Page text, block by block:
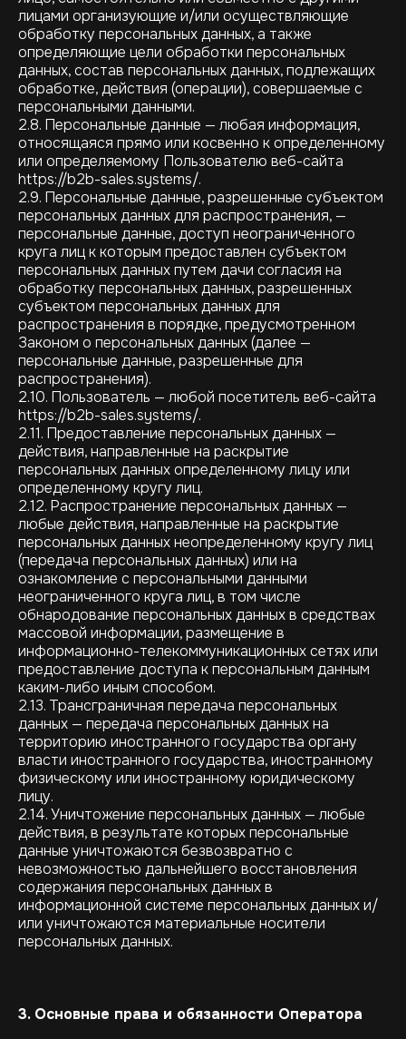
лицами организующие и/или осуществляющие
обработку персональных данных, а также
определяющие цели обработки персональных
данных, состав персональных данных, подлежащих
обработке, действия (операции), совершаемые с
персональными данными.
2.8. Персональные данные — любая информация,
относящаяся прямо или косвенно к определенному
или определяемому Пользователю веб-сайта
https://b2b-sales.systems/.
2.9. Персональные данные, разрешенные субъектом
персональных данных для распространения, —
персональные данные, доступ неограниченного
круга лиц к которым предоставлен субъектом
персональных данных путем дачи согласия на
обработку персональных данных, разрешенных
субъектом персональных данных для
распространения в порядке, предусмотренном
Законом о персональных данных (далее —
персональные данные, разрешенные для
распространения).
2.10. Пользователь — любой посетитель веб-сайта
https://b2b-sales.systems/.
2.11. Предоставление персональных данных —
действия, направленные на раскрытие
персональных данных определенному лицу или
определенному кругу лиц.
2.12. Распространение персональных данных —
любые действия, направленные на раскрытие
персональных данных неопределенному кругу лиц
(передача персональных данных) или на
ознакомление с персональными данными
неограниченного круга лиц, в том числе
обнародование персональных данных в средствах
массовой информации, размещение в
информационно-телекоммуникационных сетях или
предоставление доступа к персональным данным
каким-либо иным способом.
2.13. Трансграничная передача персональных
данных — передача персональных данных на
территорию иностранного государства органу
власти иностранного государства, иностранному
физическому или иностранному юридическому
лицу.
2.14. Уничтожение персональных данных — любые
действия, в результате которых персональные
данные уничтожаются безвозвратно с
невозможностью дальнейшего восстановления
содержания персональных данных в
информационной системе персональных данных и/
или уничтожаются материальные носители
персональных данных.
3. Основные права и обязанности Оператора